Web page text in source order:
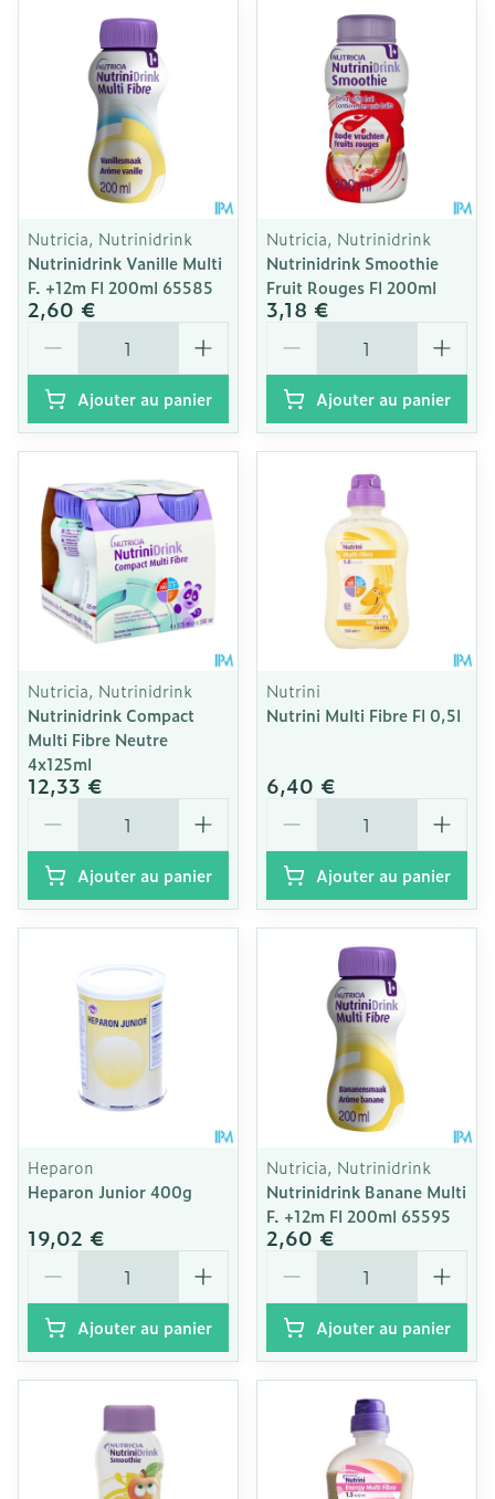
Nutricia, Nutrinidrink
Nutrinidrink Vanille Multi
F. +12m Fl 200ml 65585
2,60 €
Ajouter au panier
Nutricia, Nutrinidrink
Nutrinidrink Smoothie
Fruit Rouges Fl 200ml
3,18 €
Ajouter au panier
Nutricia, Nutrinidrink
Nutrinidrink Compact
Multi Fibre Neutre
4x125ml
12,33 €
Ajouter au panier
Nutrini
Nutrini Multi Fibre Fl 0,5l
6,40 €
Ajouter au panier
Heparon
Heparon Junior 400g
19,02 €
Ajouter au panier
Nutricia, Nutrinidrink
Nutrinidrink Banane Multi
F. +12m Fl 200ml 65595
2,60 €
Ajouter au panier